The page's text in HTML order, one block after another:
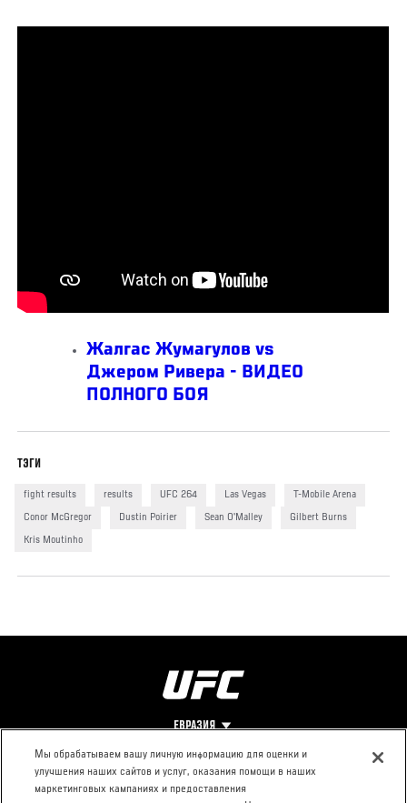
Жалгас Жумагулов vs
Джером Ривера - ВИДЕО
ПОЛНОГО БОЯ
ТЭГИ
fight results results UFC 264 Las Vegas T-Mobile Arena
Conor McGregor Dustin Poirier Sean O'Malley Gilbert Burns
Kris Moutinho
ЕВРАЗИЯ
Footer
О UFC КОНТАКТЫ
Мы обрабатываем вашу личную информацию для оценки и
улучшения наших сайтов и услуг, оказания помощи в наших
маркетинговых кампаниях и предоставления